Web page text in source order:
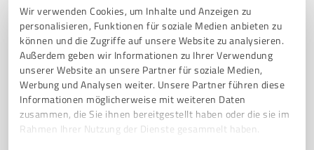
Wir verwenden Cookies, um Inhalte und Anzeigen zu
personalisieren, Funktionen für soziale Medien anbieten zu
können und die Zugriffe auf unsere Website zu analysieren.
Außerdem geben wir Informationen zu Ihrer Verwendung
unserer Website an unsere Partner für soziale Medien,
Werbung und Analysen weiter. Unsere Partner führen diese
Informationen möglicherweise mit weiteren Daten
zusammen, die Sie ihnen bereitgestellt haben oder die sie im
Rahmen Ihrer Nutzung der Dienste gesammelt haben.
6 Dienstleistungen
Fahrschule Lippok
Fahrschule Lippok – Ausbildung in allen Klassen und
Gefahrgutfahrer-Kurse
FAHRSCHULE FÜHRERSCHEINAUSBILDUNG
WEITERBILDUNG BERUFSKRAFTFAHRER ONLINE-ANMELDUNG